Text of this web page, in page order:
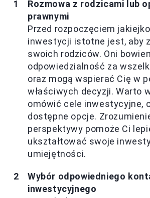
Rozmowa z rodzicami lub
prawnymi
Przed rozpoczęciem
inwestycji istotne jest, aby
swoich rodziców. Oni
odpowiedzialność za
oraz mogą wspierać Cię w
właściwych decyzji. Warto
omówić cele inwestycyjne,
dostępne opcje.
perspektywy pomoże Ci
ukształtować swoje
umiejętności.
Wybór odpowiedniego
inwestycyjnego